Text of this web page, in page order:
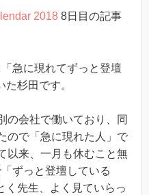
2018 8日目の記事
急に現れてずっと登壇
杉田です。
の会社で働いており、同
ので「急に現れた人」で
以来、一月も休むこと無
ずっと登壇している
く先生、よく見ていらっ